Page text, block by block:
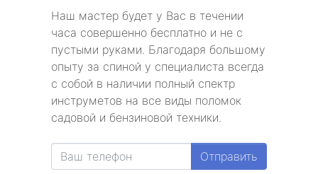
Наш мастер будет у Вас в течении
часа совершенно бесплатно и не с
пустыми руками. Благодаря большому
опыту за спиной у специалиста всегда
с собой в наличии полный спектр
инструметов на все виды поломок
садовой и бензиновой техники.
Отправить